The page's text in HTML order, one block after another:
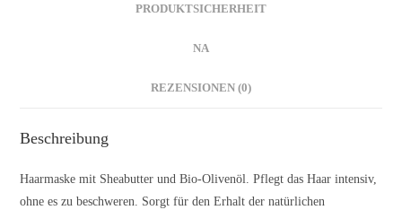
PRODUKTSICHERHEIT
NA
REZENSIONEN (0)
Beschreibung
Haarmaske mit Sheabutter und Bio-Olivenöl. Pflegt das Haar intensiv,
ohne es zu beschweren. Sorgt für den Erhalt der natürlichen